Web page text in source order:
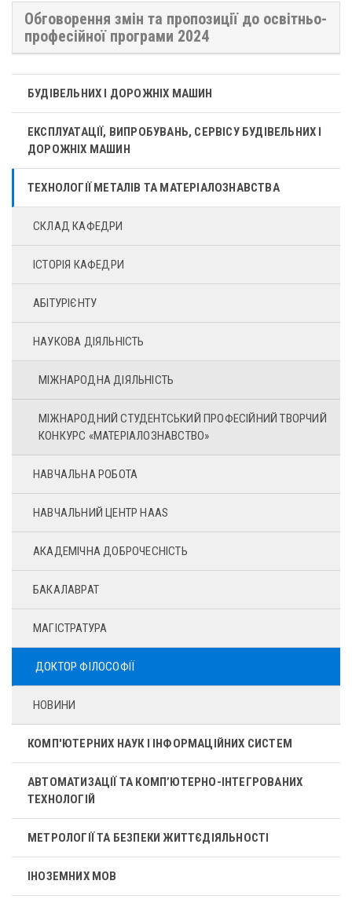
Обговорення змін та пропозиції до освітньо-
професійної програми 2024
БУДІВЕЛЬНИХ І ДОРОЖНІХ МАШИН
ЕКСПЛУАТАЦІЇ, ВИПРОБУВАНЬ, СЕРВІСУ БУДІВЕЛЬНИХ І
ДОРОЖНІХ МАШИН
ТЕХНОЛОГІЇ МЕТАЛІВ ТА МАТЕРІАЛОЗНАВСТВА
СКЛАД КАФЕДРИ
ІСТОРІЯ КАФЕДРИ
АБІТУРІЄНТУ
НАУКОВА ДІЯЛЬНІСТЬ
МІЖНАРОДНА ДІЯЛЬНІСТЬ
МІЖНАРОДНИЙ СТУДЕНТСЬКИЙ ПРОФЕСІЙНИЙ ТВОРЧИЙ
КОНКУРС «МАТЕРІАЛОЗНАВСТВО»
НАВЧАЛЬНА РОБОТА
НАВЧАЛЬНИЙ ЦЕНТР HAAS
АКАДЕМІЧНА ДОБРОЧЕСНІСТЬ
БАКАЛАВРАТ
МАГІСТРАТУРА
ДОКТОР ФІЛОСОФІЇ
НОВИНИ
КОМП'ЮТЕРНИХ НАУК І ІНФОРМАЦІЙНИХ СИСТЕМ
АВТОМАТИЗАЦІЇ ТА КОМП’ЮТЕРНО-ІНТЕГРОВАНИХ
ТЕХНОЛОГІЙ
МЕТРОЛОГІЇ ТА БЕЗПЕКИ ЖИТТЄДІЯЛЬНОСТІ
ІНОЗЕМНИХ МОВ